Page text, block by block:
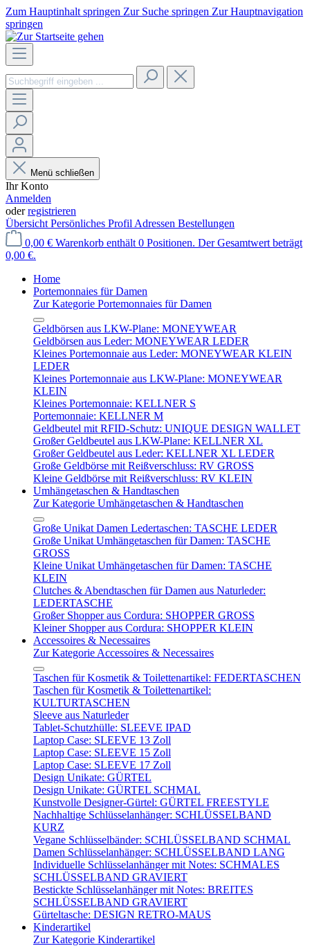
Zum Hauptinhalt springen Zur Suche springen Zur Hauptnavigation
springen
Menü schließen
Ihr Konto
Anmelden
oderregistrieren
Übersicht Persönliches Profil Adressen Bestellungen
0,00 € Warenkorb enthält 0 Positionen. Der Gesamtwert beträgt
0,00 €.
Home
Portemonnaies für Damen
Zur Kategorie Portemonnaies für Damen
Geldbörsen aus LKW-Plane: MONEYWEAR
Geldbörsen aus Leder: MONEYWEAR LEDER
Kleines Portemonnaie aus Leder: MONEYWEAR KLEIN
LEDER
Kleines Portemonnaie aus LKW-Plane: MONEYWEAR
KLEIN
Kleines Portemonnaie: KELLNER S
Portemonnaie: KELLNER M
Geldbeutel mit RFID-Schutz: UNIQUE DESIGN WALLET
Großer Geldbeutel aus LKW-Plane: KELLNER XL
Großer Geldbeutel aus Leder: KELLNER XL LEDER
Große Geldbörse mit Reißverschluss: RV GROSS
Kleine Geldbörse mit Reißverschluss: RV KLEIN
Umhängetaschen & Handtaschen
Zur Kategorie Umhängetaschen & Handtaschen
Große Unikat Damen Ledertaschen: TASCHE LEDER
Große Unikat Umhängetaschen für Damen: TASCHE
GROSS
Kleine Unikat Umhängetaschen für Damen: TASCHE
KLEIN
Clutches & Abendtaschen für Damen aus Naturleder:
LEDERTASCHE
Großer Shopper aus Cordura: SHOPPER GROSS
Kleiner Shopper aus Cordura: SHOPPER KLEIN
Accessoires & Necessaires
Zur Kategorie Accessoires & Necessaires
Taschen für Kosmetik & Toilettenartikel: FEDERTASCHEN
Taschen für Kosmetik & Toilettenartikel:
KULTURTASCHEN
Sleeve aus Naturleder
Tablet-Schutzhülle: SLEEVE IPAD
Laptop Case: SLEEVE 13 Zoll
Laptop Case: SLEEVE 15 Zoll
Laptop Case: SLEEVE 17 Zoll
Design Unikate: GÜRTEL
Design Unikate: GÜRTEL SCHMAL
Kunstvolle Designer-Gürtel: GÜRTEL FREESTYLE
Nachhaltige Schlüsselanhänger: SCHLÜSSELBAND
KURZ
Vegane Schlüsselbänder: SCHLÜSSELBAND SCHMAL
Damen Schlüsselanhänger: SCHLÜSSELBAND LANG
Individuelle Schlüsselanhänger mit Notes: SCHMALES
SCHLÜSSELBAND GRAVIERT
Bestickte Schlüsselanhänger mit Notes: BREITES
SCHLÜSSELBAND GRAVIERT
Gürteltasche: DESIGN RETRO-MAUS
Kinderartikel
Zur Kategorie Kinderartikel